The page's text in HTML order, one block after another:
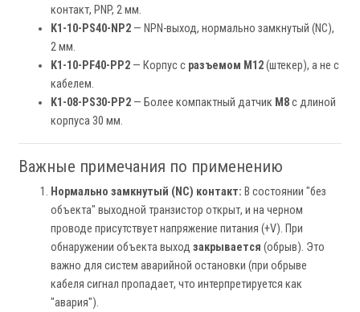
контакт, PNP, 2 мм.
K1-10-PS40-NP2 — NPN-выход, нормально замкнутый (NC),
2 мм.
K1-10-PF40-PP2 — Корпус с разъемом M12(штекер), а не с
кабелем.
K1-08-PS30-PP2 — Более компактный датчик M8с длиной
корпуса 30 мм.
Важные примечания по применению
Нормально замкнутый (NC) контакт: В состоянии "без
объекта" выходной транзистор открыт, и на черном
проводе присутствует напряжение питания (+V). При
обнаружении объекта выход закрывается (обрыв). Это
важно для систем аварийной остановки (при обрыве
кабеля сигнал пропадает, что интерпретируется как
"авария").